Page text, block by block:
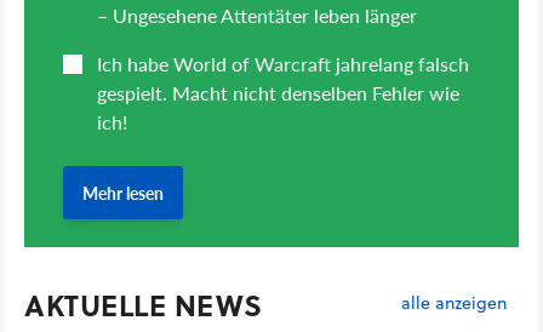
AKTUELLE NEWS alle anzeigen